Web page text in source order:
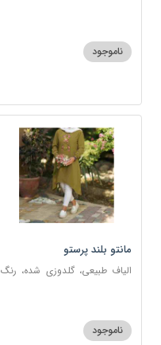
ناموجود
مانتو بلند پرستو
الیاف طبیعی، گلدوزی شده، رنگ
ناموجود